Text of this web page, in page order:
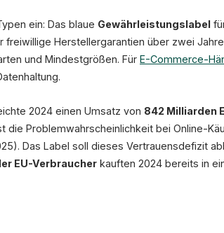
⬤ Pflicht-Label (blau)
ein: Das blaue Gewährleistungslabel
freiwillige Herstellergarantien über zwei
und Mindestgrößen. Für E-Commerce-
2024 einen Umsatz von 842 Milliarden
die Problemwahrscheinlichkeit bei Online-
Das Label soll dieses Vertrauensdefizit
EU-Verbraucher kauften 2024 bereits in